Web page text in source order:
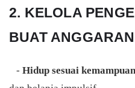
2. KELOLA
BUAT ANGGARAN
- Hidup sesuai kemampuan